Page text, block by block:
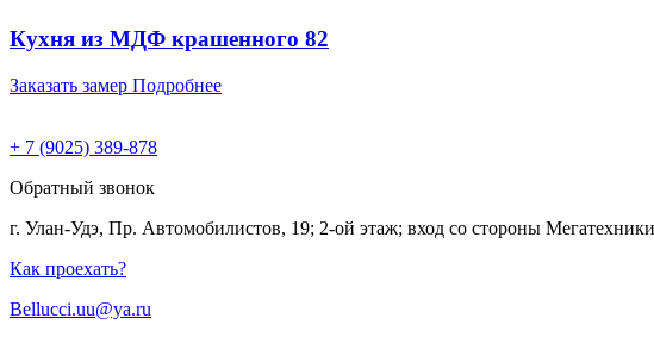
Кухня из МДФ крашенного 82
Заказать замер Подробнее
+ 7 (9025) 389-878
Обратный звонок
г. Улан-Удэ, Пр. Автомобилистов, 19; 2-ой этаж; вход со стороны Мегатехники
Как проехать?
Bellucci.uu@ya.ru